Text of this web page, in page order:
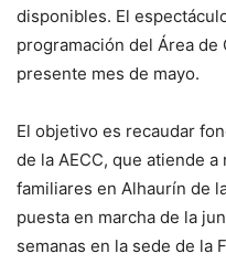
disponibles. El
programación del Área
presente mes de mayo.
El objetivo es recaudar
de la AECC, que atiende
familiares en Alhaurín de
puesta en marcha de la
semanas en la sede de la